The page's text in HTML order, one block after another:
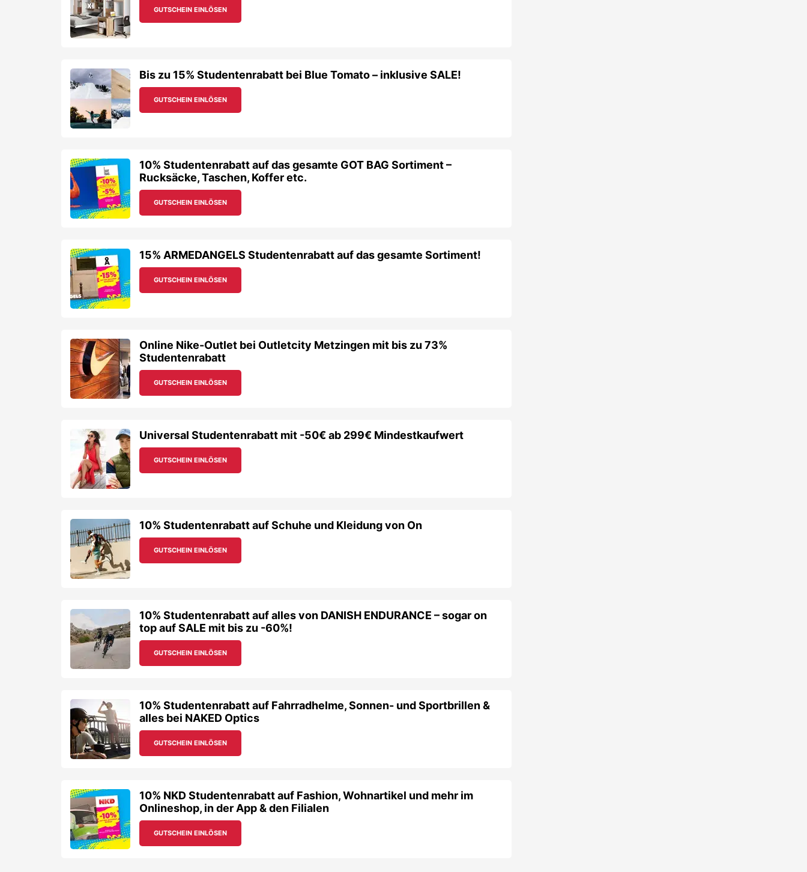
GUTSCHEIN EINLÖSEN
Bis zu 15% Studentenrabatt bei Blue Tomato – inklusive SALE!
GUTSCHEIN EINLÖSEN
10% Studentenrabatt auf das gesamte GOT BAG Sortiment –
Rucksäcke, Taschen, Koffer etc.
GUTSCHEIN EINLÖSEN
15% ARMEDANGELS Studentenrabatt auf das gesamte Sortiment!
GUTSCHEIN EINLÖSEN
Online Nike-Outlet bei Outletcity Metzingen mit bis zu 73%
Studentenrabatt
GUTSCHEIN EINLÖSEN
Universal Studentenrabatt mit -50€ ab 299€ Mindestkaufwert
GUTSCHEIN EINLÖSEN
10% Studentenrabatt auf Schuhe und Kleidung von On
GUTSCHEIN EINLÖSEN
10% Studentenrabatt auf alles von DANISH ENDURANCE – sogar on
top auf SALE mit bis zu -60%!
GUTSCHEIN EINLÖSEN
10% Studentenrabatt auf Fahrradhelme, Sonnen- und Sportbrillen &
alles bei NAKED Optics
GUTSCHEIN EINLÖSEN
10% NKD Studentenrabatt auf Fashion, Wohnartikel und mehr im
Onlineshop, in der App & den Filialen
GUTSCHEIN EINLÖSEN